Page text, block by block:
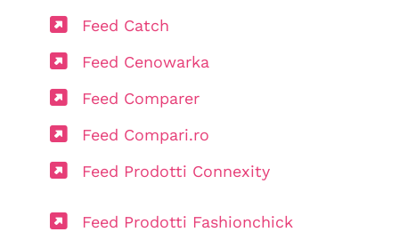
Feed Catch
Feed Cenowarka
Feed Comparer
Feed Compari.ro
Feed Prodotti Connexity
Feed Prodotti Fashionchick